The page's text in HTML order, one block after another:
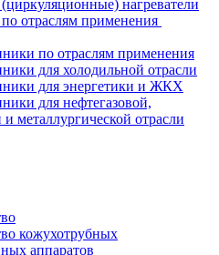
нагреватели
отраслям применения
по отраслям применения
для холодильной отрасли
для энергетики и ЖКХ
для нефтегазовой,
металлургической отрасли
кожухотрубных
аппаратов